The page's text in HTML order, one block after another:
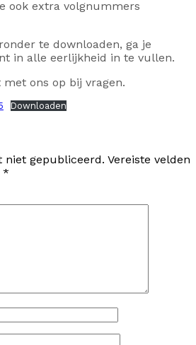
ook extra volgnummers
te downloaden, ga je
in alle eerlijkheid in te vullen.
ons op bij vragen.
Downloaden
niet gepubliceerd. Vereiste velden
*